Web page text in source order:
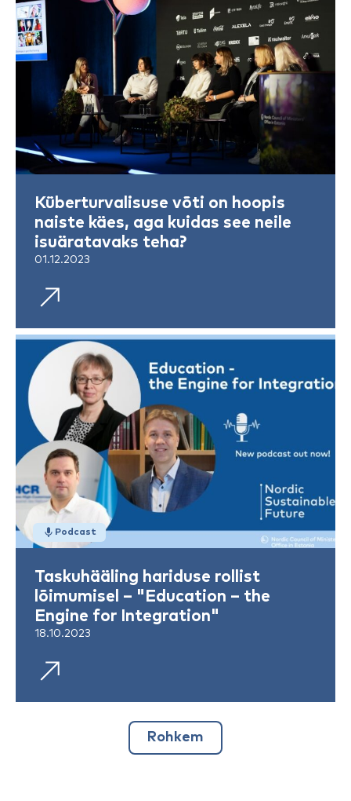
Küberturvalisuse võti on hoopis
naiste käes, aga kuidas see neile
isuäratavaks teha?
01.12.2023
Podcast
Taskuhääling hariduse rollist
lõimumisel – "Education – the
Engine for Integration"
18.10.2023
Rohkem